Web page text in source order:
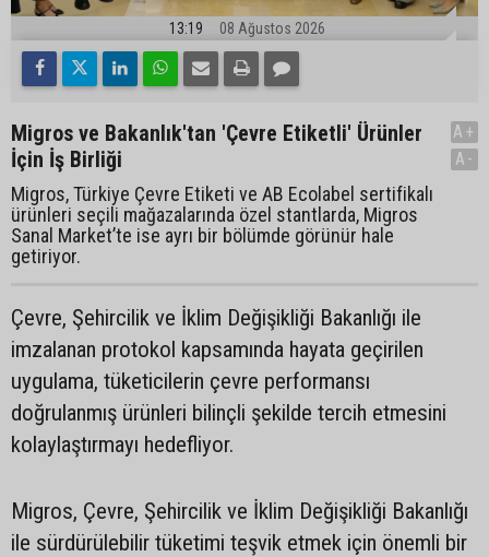
13:19 08 Ağustos 2026
Migros ve Bakanlık'tan 'Çevre Etiketli' Ürünler
İçin İş Birliği
Migros, Türkiye Çevre Etiketi ve AB Ecolabel sertifikalı
ürünleri seçili mağazalarında özel stantlarda, Migros
Sanal Market’te ise ayrı bir bölümde görünür hale
getiriyor.
A+
A-
Çevre, Şehircilik ve İklim Değişikliği Bakanlığı ile
imzalanan protokol kapsamında hayata geçirilen
uygulama, tüketicilerin çevre performansı
doğrulanmış ürünleri bilinçli şekilde tercih etmesini
kolaylaştırmayı hedefliyor.
Migros, Çevre, Şehircilik ve İklim Değişikliği Bakanlığı
ile sürdürülebilir tüketimi teşvik etmek için önemli bir